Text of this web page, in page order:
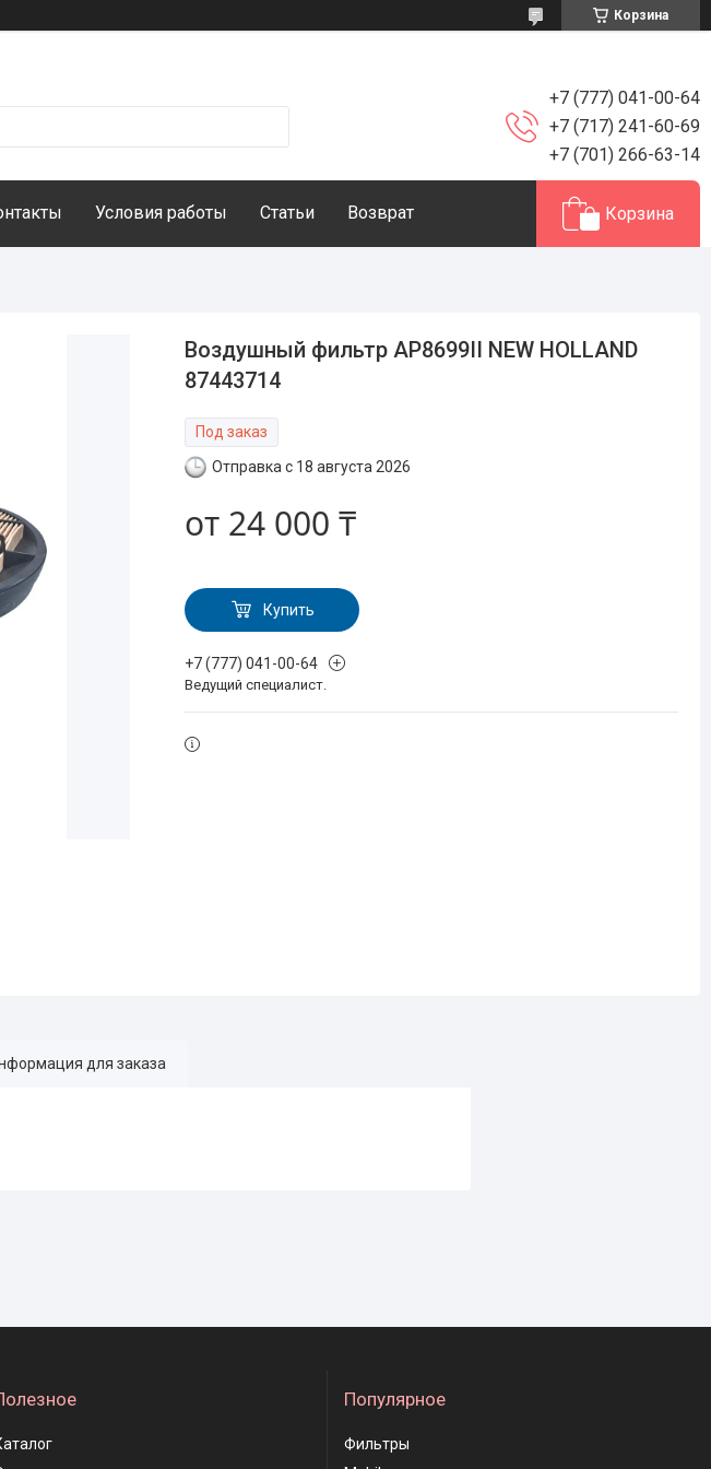
Корзина
+7 (777) 041-00-64
+7 (717) 241-60-69
+7 (701) 266-63-14
Условия работы Статьи Возврат Корзина
Воздушный фильтр AP8699II NEW HOLLAND
87443714
Под заказ
Отправка с 18 августа 2026
от 24 000 ₸
Купить
+7 (777) 041-00-64
Ведущий специалист.
для заказа
Популярное
Фильтры